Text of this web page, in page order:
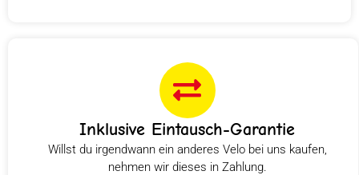
Inklusive Eintausch-Garantie
Willst du irgendwann ein anderes Velo bei uns kaufen,
nehmen wir dieses in Zahlung.